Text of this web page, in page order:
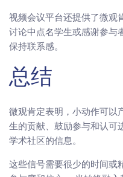
视频会议平台还提供了微观
讨论中点名学生或感谢参与
保持联系感。
总结
微观肯定表明，小动作可以
生的贡献、鼓励参与和认可
学术社区的信息。
这些信号需要很少的时间或